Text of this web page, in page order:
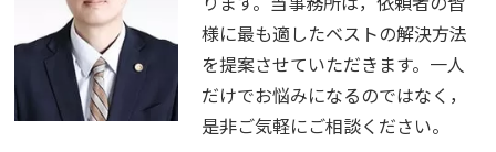
様に最も適したベストの解決方法
を提案させていただきます。一人
だけでお悩みになるのではなく，
是非ご気軽にご相談ください。